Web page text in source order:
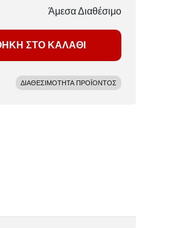
Άμεσα Διαθέσιμο
ΣΤΟ ΚΑΛΑΘΙ
ΔΙΑΘΕΣΙΜΟΤΗΤΑ ΠΡΟΪΟΝΤΟΣ